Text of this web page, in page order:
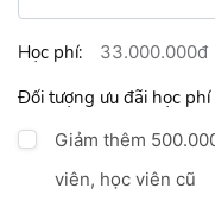
Học phí: 33.000.000đ
Đối tượng ưu đãi học phí
Giảm thêm
viên, học viên cũ